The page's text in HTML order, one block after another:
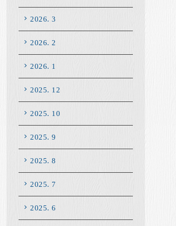
2026. 3
2026. 2
2026. 1
2025. 12
2025. 10
2025. 9
2025. 8
2025. 7
2025. 6